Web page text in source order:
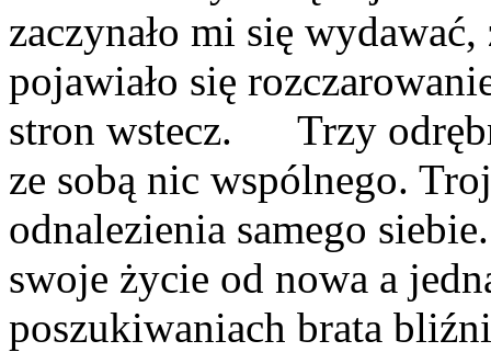
zaczynało mi się
pojawiało się
stron wstecz. Trzy
ze sobą nic wspólnego.
odnalezienia samego
swoje życie od nowa a
poszukiwaniach brata